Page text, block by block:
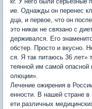
ие. Однажды он перенес
дца, и первое, что он
это никак не связано с
держивался. Его
обстер. Просто и вкусно.
ся. Я так питаюсь 36 лет»
теянной им самой опасной
олюции».
Лечение ожирения в
енности. В нашей стране в
ети различных